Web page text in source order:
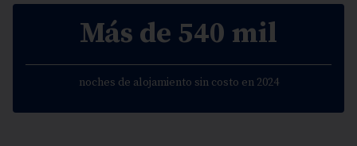
Más de 540 mil
noches de alojamiento sin costo en 2024